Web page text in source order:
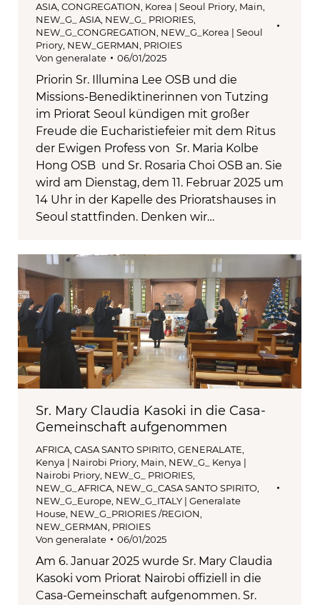
ASIA, CONGREGATION, Korea | Seoul Priory, Main,
NEW_G_ ASIA, NEW_G_ PRIORIES,
NEW_G_CONGREGATION, NEW_G_Korea | Seoul
Priory, NEW_GERMAN, PRIOIES
Von generalate 06/01/2025
Priorin Sr. Illumina Lee OSB und die
Missions-Benediktinerinnen von Tutzing
im Priorat Seoul kündigen mit großer
Freude die Eucharistiefeier mit dem Ritus
der Ewigen Profess von Sr. Maria Kolbe
Hong OSB und Sr. Rosaria Choi OSB an. Sie
wird am Dienstag, dem 11. Februar 2025 um
14 Uhr in der Kapelle des Prioratshauses in
Seoul stattfinden. Denken wir…
Sr. Mary Claudia Kasoki in die Casa-
Gemeinschaft aufgenommen
AFRICA CASA SANTO SPIRITO GENERALATE
Kenya | Nairobi Priory Main NEW_G_ Kenya |
Nairobi Priory NEW_G_ PRIORIES
NEW_G_AFRICA NEW_G_CASA SANTO SPIRITO
NEW_G_Europe NEW_G_ITALY | Generalate
House NEW_G_PRIORIES /REGION
NEW_GERMAN PRIOIES
Von generalate 06/01/2025
Am 6. Januar 2025 wurde Sr. Mary Claudia
Kasoki vom Priorat Nairobi offiziell in die
Casa-Gemeinschaft aufgenommen. Sr.